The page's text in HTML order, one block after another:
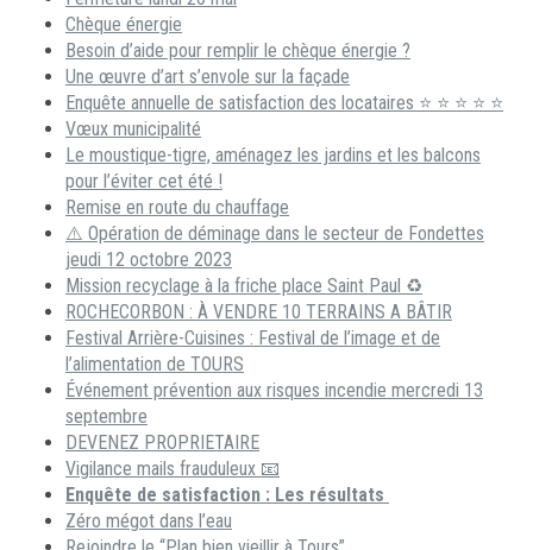
Chèque énergie
Besoin d’aide pour remplir le chèque énergie ?
Une œuvre d’art s’envole sur la façade
Enquête annuelle de satisfaction des locataires ⭐ ⭐ ⭐ ⭐ ⭐
Vœux municipalité
Le moustique-tigre, aménagez les jardins et les balcons
pour l’éviter cet été !
Remise en route du chauffage
⚠️ Opération de déminage dans le secteur de Fondettes
jeudi 12 octobre 2023
Mission recyclage à la friche place Saint Paul ♻️
ROCHECORBON : À VENDRE 10 TERRAINS A BÂTIR
Festival Arrière-Cuisines : Festival de l’image et de
l’alimentation de TOURS
Événement prévention aux risques incendie mercredi 13
septembre
DEVENEZ PROPRIETAIRE
Vigilance mails frauduleux 📧
Enquête de satisfaction : Les résultats
Zéro mégot dans l’eau